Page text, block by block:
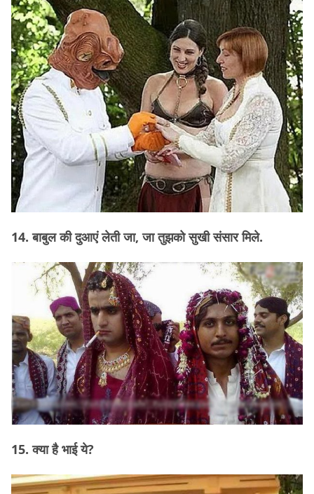
14. बाबुल की दुआएं लेती जा, जा तुझको सुखी संसार मिले.
15. क्या है भाई ये?